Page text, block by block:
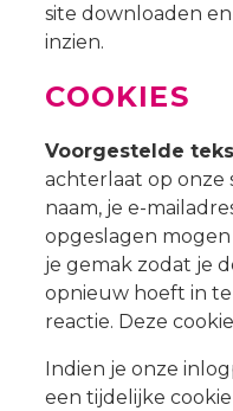
site downloaden
inzien.
COOKIES
Voorgestelde
achterlaat op onze
naam, je e-
opgeslagen
je gemak zodat je
opnieuw hoeft in
reactie. Deze
Indien je onze
een tijdelijke